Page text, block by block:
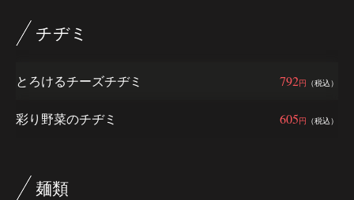
チヂミ
792円 （税込）
とろけるチーズチヂミ
605円 （税込）
彩り野菜のチヂミ
麺類